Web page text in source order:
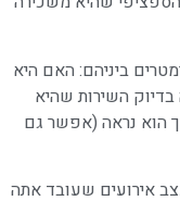
ביניהם: האם היא
השירות שהיא
הוא נראה (אפשר גם
אירועים שעובד אתה